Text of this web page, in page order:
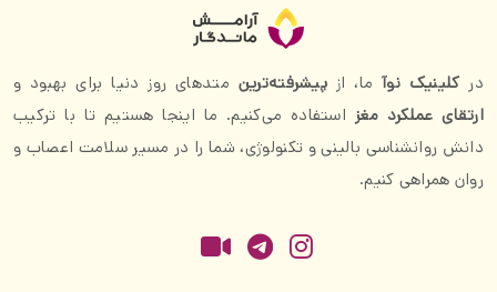
درکلینیک نوآما، از پیشرفته‌ترین متدهای روز دنیا برای بهبود و
ارتقای عملکرد مغز استفاده می‌کنیم. ما اینجا هستیم تا با ترکیب
دانش روانشناسی بالینی و تکنولوژی، شما را در مسیر سلامت اعصاب و
روان همراهی کنیم.